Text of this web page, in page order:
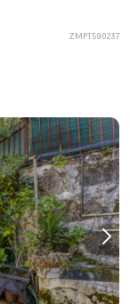
ZMPT590237